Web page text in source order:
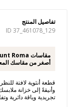
تفاصيل المنتج
ID 37_461078_129
أصغر من مقاسك
قطعة أنثوية لافتة
وأنيقةً إلى خزانة
تجريدية وياقة دائرية